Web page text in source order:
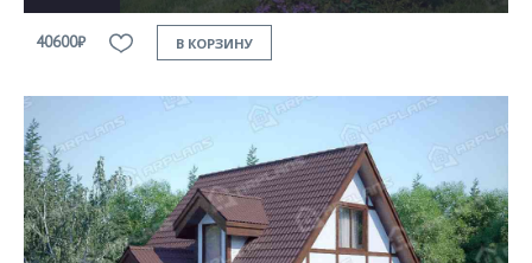
40600₽ В КОРЗИНУ